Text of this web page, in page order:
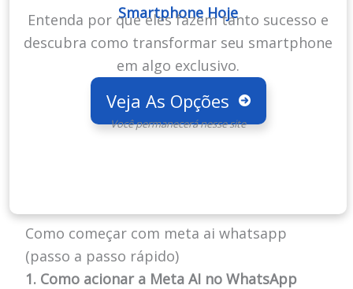
Smartphone Hoje
Entenda por que eles fazem tanto sucesso e
descubra como transformar seu smartphone
em algo exclusivo.
Veja As Opções
Você permanecerá nesse site
Como começar com meta ai whatsapp
(passo a passo rápido)
1. Como acionar a Meta AI no WhatsApp